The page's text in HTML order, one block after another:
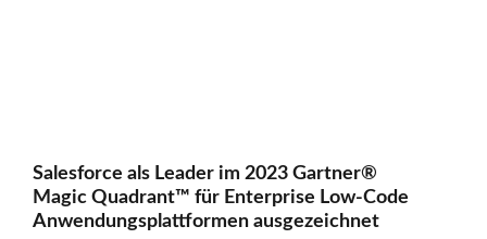
Salesforce als Leader im 2023 Gartner®
Magic Quadrant™ für Enterprise Low-Code
Anwendungsplattformen ausgezeichnet